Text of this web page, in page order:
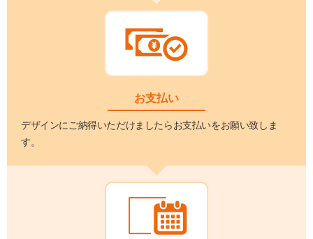
お支払い
デザインにご納得いただけましたらお支払いをお願い致しま
す。